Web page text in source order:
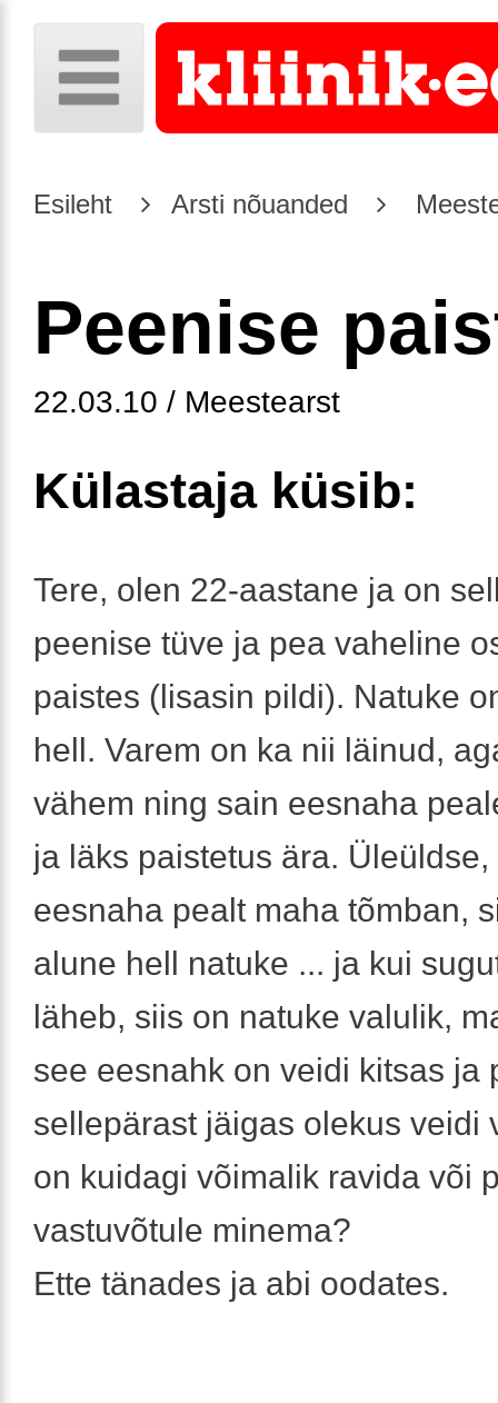
Esileht Arsti nõuanded
Peenise
22.03.10 / Meestearst
Külastaja küsib:
Tere, olen 22-aastane ja on
peenise tüve ja pea vaheline
paistes (lisasin pildi). Natuke
hell. Varem on ka nii läinud,
vähem ning sain eesnaha
ja läks paistetus ära. Üleüldse,
eesnaha pealt maha tõmban,
alune hell natuke ... ja kui
läheb, siis on natuke valulik,
see eesnahk on veidi kitsas ja
sellepärast jäigas olekus veidi
on kuidagi võimalik ravida või
vastuvõtule minema?
Ette tänades ja abi oodates.